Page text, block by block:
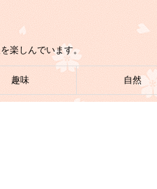
楽しんでいます。
趣味 自然